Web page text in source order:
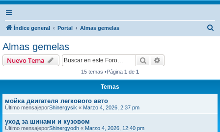
Índice general Portal Almas gemelas
Almas gemelas
Nuevo Tema Buscar
15 temas •Página 1 de 1
Temas
мойка двигателя легкового авто
Último mensajeporShinergysik « Marzo 4, 2026, 2:37 pm
уход за шинами и кузовом
Último mensajeporShinergyodh « Marzo 4, 2026, 12:40 pm